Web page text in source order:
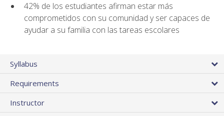
42% de los estudiantes afirman estar más
comprometidos con su comunidad y ser capaces de
ayudar a su familia con las tareas escolares
Syllabus
Requirements
Instructor